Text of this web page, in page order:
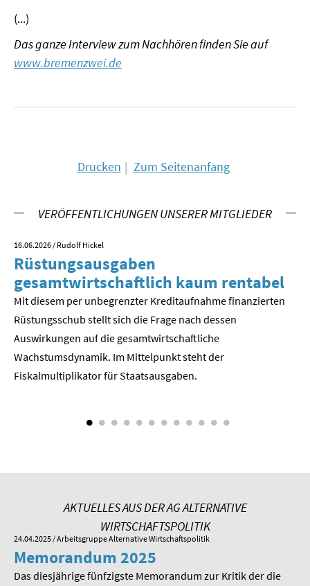
SOMMERSCHULE 2022
SOMMERSCHULE 2019
SOMMERSCHULE 2016
SOMMERSCHULE 2015
SOMMERSCHULE 2014
SOMMERSCHULE 2013
SOMMERSCHULE 2012
SOMMERSCHULE 2011
SOMMERSCHULE 2008
SOMMERSCHULE 2007
Über uns
(...)
Das ganze Interview zum Nachhören finden Sie auf
www.bremenzwei.de
Drucken Zum Seitenanfang
VERÖFFENTLICHUNGEN UNSERER MITGLIEDER
16.06.2026 / Rudolf Hickel
Rüstungsausgaben
gesamtwirtschaftlich kaum rentabel
Mit diesem per unbegrenzter Kreditaufnahme finanzierten
Rüstungsschub stellt sich die Frage nach dessen
Auswirkungen auf die gesamtwirtschaftli­che
Wachstumsdynamik. Im Mittelpunkt steht der
Fiskalmultiplikator für Staatsausgaben.
AKTUELLES AUS DER AG ALTERNATIVE
WIRTSCHAFTSPOLITIK
24.04.2025 / Arbeitsgruppe Alternative Wirtschaftspolitik
Memorandum 2025
Das diesjährige fünfzigste Memorandum zur Kritik der die